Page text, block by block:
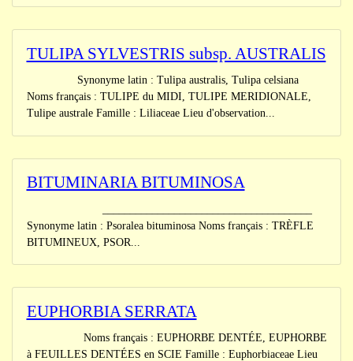
TULIPA SYLVESTRIS subsp. AUSTRALIS
Synonyme latin : Tulipa australis, Tulipa celsiana
Noms français : TULIPE du MIDI, TULIPE MERIDIONALE,
Tulipe australe Famille : Liliaceae Lieu d'observation...
BITUMINARIA BITUMINOSA
Synonyme latin : Psoralea bituminosa Noms français : TRÈFLE
BITUMINEUX, PSOR...
EUPHORBIA SERRATA
Noms français : EUPHORBE DENTÉE, EUPHORBE
à FEUILLES DENTÉES en SCIE Famille : Euphorbiaceae Lieu